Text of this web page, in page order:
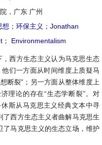
，广东 广州
想 ； 环保主义 ； Jonathan
； Environmentalism
西方生态主义认为马克思生态
他们一方面从时间维度上质疑马
断裂”；另一方面从整体维度上
理论的存在“生态学断裂”。对
斯从马克思主义经典文本中寻
西方生态主义者曲解马克思生
马克思主义的生态立场，维护